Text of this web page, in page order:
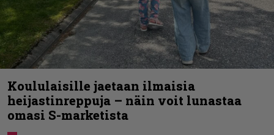
Koululaisille jaetaan ilmaisia
heijastinreppuja – näin voit lunastaa
omasi S-marketista